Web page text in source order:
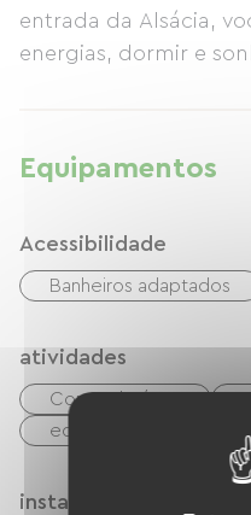
entrada da Alsácia,
energias, dormir e
para ouvir e levar em
feedback.
Equipamentos
Acessibilidade
Banheiros adaptados
atividades
Corpo de água
equitação
instalações